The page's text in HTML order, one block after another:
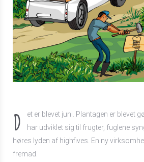
D
et er blevet juni. Plantagen er blevet
har udviklet sig til frugter, fuglene
høres lyden af highfives. En ny
fremad.